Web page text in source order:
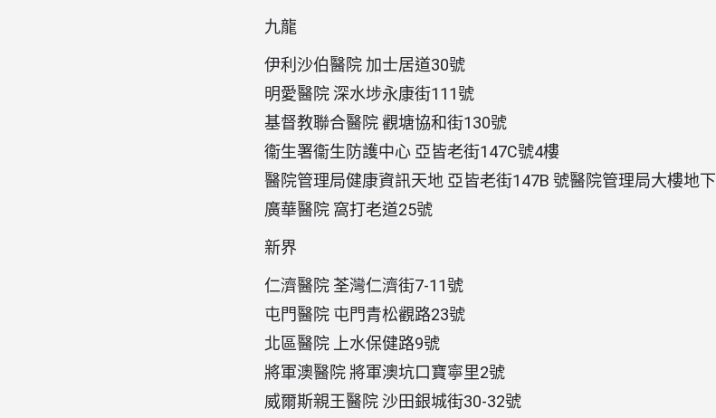
九龍
伊利沙伯醫院 加士居道30號
明愛醫院 深水埗永康街111號
基督教聯合醫院 觀塘協和街130號
衞生署衞生防護中心 亞皆老街147C號4樓
醫院管理局健康資訊天地 亞皆老街147B 號醫院管理局大樓地下
廣華醫院 窩打老道25號
新界
仁濟醫院 荃灣仁濟街7-11號
屯門醫院 屯門青松觀路23號
北區醫院 上水保健路9號
將軍澳醫院 將軍澳坑口寶寧里2號
威爾斯親王醫院 沙田銀城街30-32號